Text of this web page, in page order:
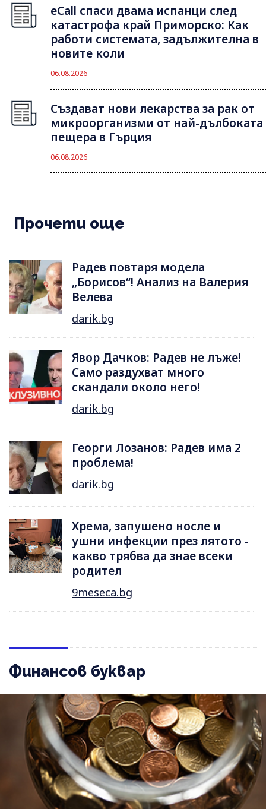
eCall спаси двама испанци след
катастрофа край Приморско: Как
работи системата, задължителна в
новите коли
06.08.2026
Създават нови лекарства за рак от
микроорганизми от най-дълбоката
пещера в Гърция
06.08.2026
Прочети още
Радев повтаря модела
„Борисов“! Анализ на Валерия
Велева
darik.bg
Явор Дачков: Радев не лъже!
Само раздухват много
скандали около него!
darik.bg
Георги Лозанов: Радев има 2
проблема!
darik.bg
Хрема, запушено носле и
ушни инфекции през лятотo -
какво трябва да знае всеки
родител
9meseca.bg
Финансов буквар